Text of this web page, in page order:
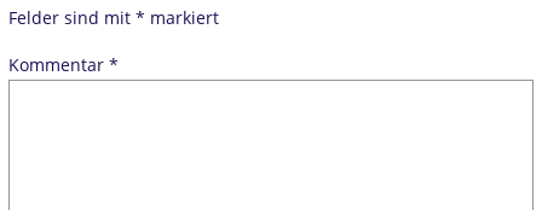
Felder sind mit* markiert
Kommentar*